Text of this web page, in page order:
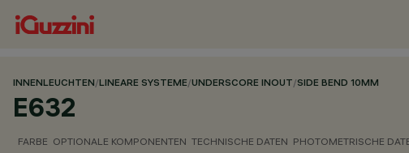
INNENLEUCHTEN/LINEARE SYSTEME/UNDERSCORE INOUT/SIDE BEND 10MM
E632
FARBE OPTIONALE KOMPONENTEN TECHNISCHE DATEN PHOTOMETRISCHE